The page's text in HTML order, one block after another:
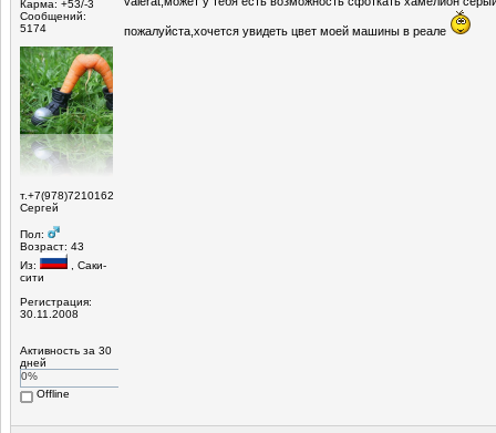
Карма: +53/-3
Сообщений:
5174
т.+7(978)7210162
Сергей
Пол:
Возраст: 43
Из:
, Саки-
сити
Регистрация:
30.11.2008
Активность за 30
дней
0%
Offline
пожалуйста,хочется увидеть цвет моей машины в реале